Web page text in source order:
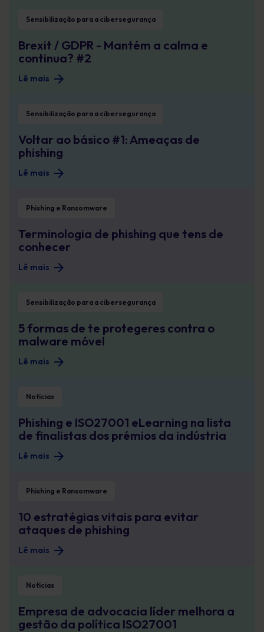
Sensibilização para a cibersegurança
Brexit / GDPR - Mantém a calma e
continua? #2
Lê mais
Sensibilização para a cibersegurança
Voltar ao básico #1: Ameaças de
phishing
Lê mais
Phishing e Ransomware
Terminologia de phishing que tens de
conhecer
Lê mais
Sensibilização para a cibersegurança
5 formas de te protegeres contra o
malware móvel
Lê mais
Notícias
Phishing e ISO27001 eLearning na lista
de finalistas dos prémios da indústria
Lê mais
Phishing e Ransomware
10 estratégias vitais para evitar
ataques de phishing
Lê mais
Notícias
Empresa de advocacia líder melhora a
gestão da política ISO27001